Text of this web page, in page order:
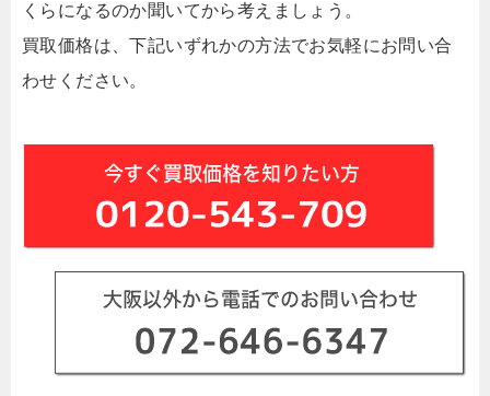
くらになるのか聞いてから考えましょう。
買取価格は、下記いずれかの方法でお気軽にお問い合
わせください。